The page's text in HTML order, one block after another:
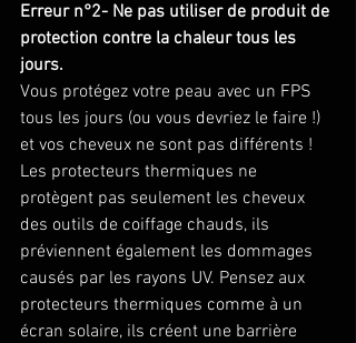
Erreur n°2- Ne pas utiliser de produit de
protection contre la chaleur tous les
jours.
Vous protégez votre peau avec un FPS
tous les jours (ou vous devriez le faire !)
et vos cheveux ne sont pas différents !
Les protecteurs thermiques ne
protègent pas seulement les cheveux
des outils de coiffage chauds, ils
préviennent également les dommages
causés par les rayons UV. Pensez aux
protecteurs thermiques comme à un
écran solaire, ils créent une barrière